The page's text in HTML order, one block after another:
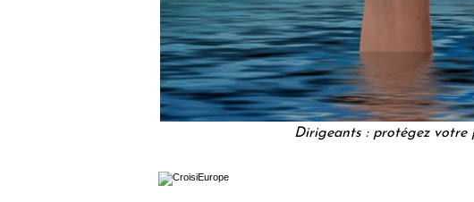
Dirigeants : protégez votre